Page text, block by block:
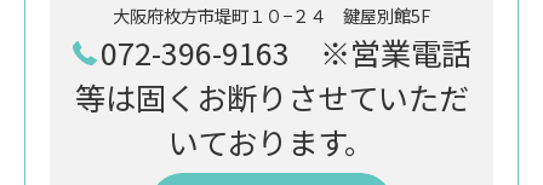
大阪府枚方市堤町１０−２４ 鍵屋別館5F
072-396-9163 ※営業電話
等は固くお断りさせていただ
いております。